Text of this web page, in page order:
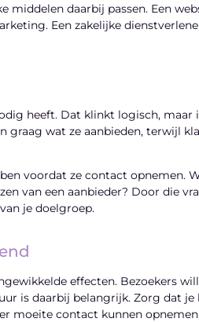
middelen daarbij passen. Een
Een zakelijke
heeft. Dat klinkt logisch, maar
wat ze aanbieden, terwijl
voordat ze contact opnemen.
van een aanbieder? Door die
je doelgroep.
effecten. Bezoekers
is daarbij belangrijk. Zorg dat
moeite contact kunnen